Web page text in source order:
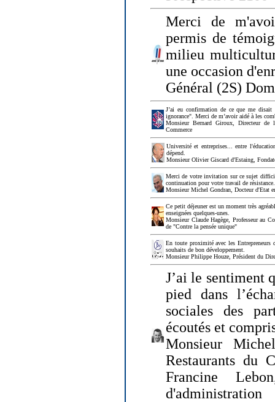
Merci de
permis de
milieu
une occasion
Général (2S)
J’ai eu confirmation de ce que me disait
ignorance". Merci de m’avoir aidé à les
Monsieur Bernard Giroux, Directeur de
Commerce
Université et entreprises... entre
dépend.
Monsieur Olivier Giscard d'Estaing,
Merci de votre invitation sur ce sujet
continuation pour votre travail de
Monsieur Michel Gondran, Docteur d'Etat
Ce petit déjeuner est un moment très
enseignées quelques-unes.
Monsieur Claude Hagège, Professeur au
de "Contre la pensée unique"
En toute proximité avec les
souhaits de bon développement.
Monsieur Philippe Houze, Président du
J’ai le sentiment
pied dans
sociales des
écoutés et
Monsieur
Restaurants du
Francine
d'administration